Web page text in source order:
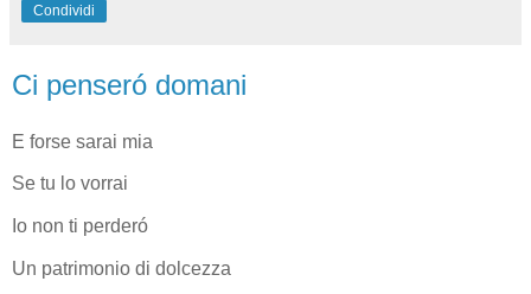
Condividi
Ci penseró domani
E forse sarai mia
Se tu lo vorrai
Io non ti perderó
Un patrimonio di dolcezza